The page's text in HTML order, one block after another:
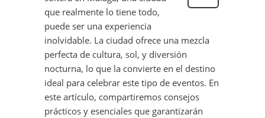
que realmente lo tiene todo,
puede ser una experiencia
inolvidable. La ciudad ofrece una mezcla
perfecta de cultura, sol, y diversión
nocturna, lo que la convierte en el destino
ideal para celebrar este tipo de eventos. En
este artículo, compartiremos consejos
prácticos y esenciales que garantizarán